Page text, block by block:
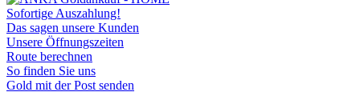
Sofortige Auszahlung!
Das sagen unsere Kunden
Unsere Öffnungszeiten
Route berechnen
So finden Sie uns
Gold mit der Post senden